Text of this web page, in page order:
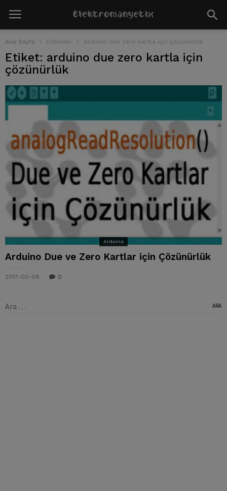
Ana Sayfa Etiketler Arduino due zero kartla için çözünürlük
Etiket: arduino due zero kartla için
çözünürlük
Arduino
Arduino Due ve Zero Kartlar için Çözünürlük
2017-03-06 0
Arama: